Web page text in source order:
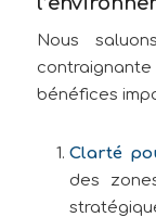
Nous
bénéfices
Clarté
des